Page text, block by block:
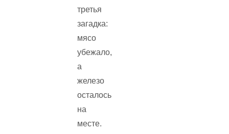
третья
загадка:
мясо
убежало,
а
железо
осталось
на
месте.